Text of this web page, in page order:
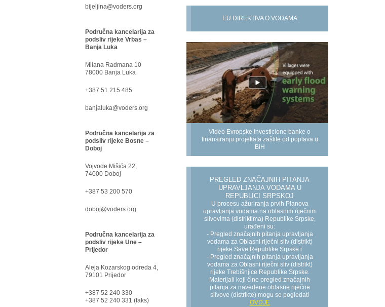
EU DIREKTIVA O VODAMA
Video Evropske investicione banke o
finansiranju projekata zaštite od poplava u
BiH
PREGLED ZNAČAJNIH PITANJA
UPRAVLJANJA VODAMA U
REPUBLICI SRPSKOJ
U procesu ažuriranja prvih Planova
upravljanja vodama na oblasnim riječnim
slivovima (distriktima) Republike Srpske,
urađeni su:
- Pregled značajnih pitanja upravljanja
vodama za Oblasni riječni sliv (distrikt)
rijeke Save Republike Srpske i
- Pregled značajnih pitanja upravljanja
vodama za Oblasni riječni sliv (distrikt)
rijeke Trebišnjice Republike Srpske.
Materijali koji čine pregled značajnih
pitanja za navedene oblasne riječne
slivove (distrikte) mogu se pogledati
OVDJE
bijeljina@voders.org
Područna kancelarija za
podsliv rijeke Vrbas –
Banja Luka
Milana Radmana 10
78000 Banja Luka
+387 51 215 485
banjaluka@voders.org
Područna kancelarija za
podsliv rijeke Bosne –
Doboj
Vojvode Mišića 22,
74000 Doboj
+387 53 200 570
doboj@voders.org
Područna kancelarija za
podsliv rijeke Une –
Prijedor
Aleja Kozarskog odreda 4,
79101 Prijedor
+387 52 240 330
+387 52 240 331 (faks)